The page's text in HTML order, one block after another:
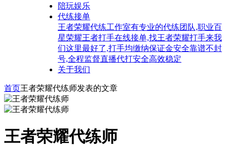
陪玩娱乐
代练接单
王者荣耀代练工作室有专业的代练团队,职业百
星荣耀王者打手在线接单,找王者荣耀打手来我
们这里最好了,打手均缴纳保证金安全靠谱不封
号,全程监督直播代打安全高效稳定
关于我们
首页王者荣耀代练师发表的文章
王者荣耀代练师